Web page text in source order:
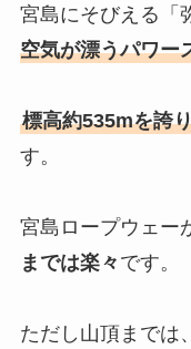
宮島にそびえる「
空気が漂うパワー
標高約535mを誇
す。
宮島ロープウェー
までは楽々 です。
ただし山頂までは